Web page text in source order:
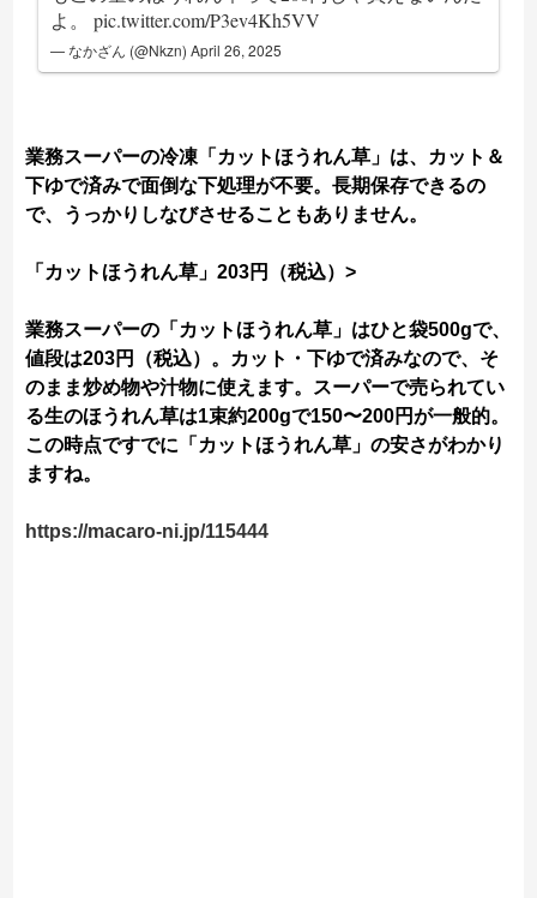
よ。pic.twitter.com/P3ev4Kh5VV
— なかざん (@Nkzn)April 26, 2025
業務スーパーの冷凍「カットほうれん草」は、カット＆
下ゆで済みで面倒な下処理が不要。長期保存できるの
で、うっかりしなびさせることもありません。
「カットほうれん草」203円（税込）>
業務スーパーの「カットほうれん草」はひと袋500gで、
値段は203円（税込）。カット・下ゆで済みなので、そ
のまま炒め物や汁物に使えます。スーパーで売られてい
る生のほうれん草は1束約200gで150〜200円が一般的。
この時点ですでに「カットほうれん草」の安さがわかり
ますね。
https://macaro-ni.jp/115444